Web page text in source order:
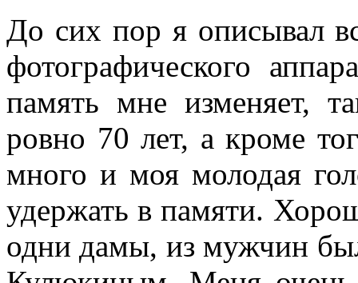
До сих пор я описывал
фотографического
память мне изменяет,
ровно 70 лет, а кроме
много и моя молодая
удержать в памяти.
одни дамы, из мужчин